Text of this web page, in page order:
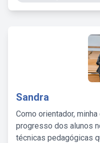
Sandra
Como orientador,
progresso dos alunos
técnicas pedagógicas